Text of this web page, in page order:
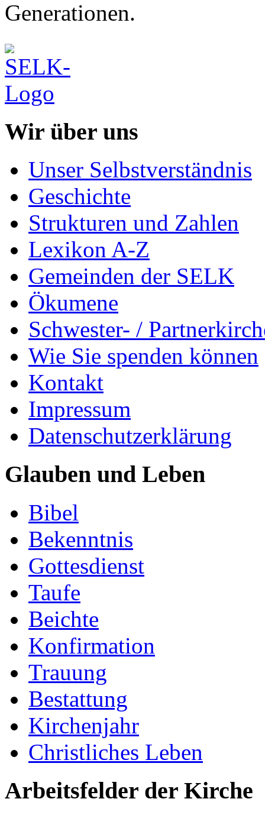
Generationen.
Wir über uns
Unser Selbstverständnis
Geschichte
Strukturen und Zahlen
Lexikon A-Z
Gemeinden der SELK
Ökumene
Schwester- /
Wie Sie spenden können
Kontakt
Impressum
Datenschutzerklärung
Glauben und Leben
Bibel
Bekenntnis
Gottesdienst
Taufe
Beichte
Konfirmation
Trauung
Bestattung
Kirchenjahr
Christliches Leben
Arbeitsfelder der Kirche